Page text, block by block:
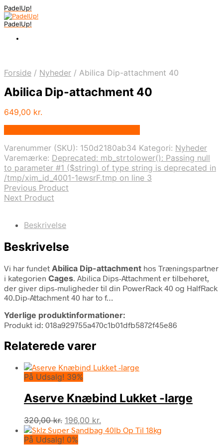
PadelUp!
PadelUp!
Forside / Nyheder / Abilica Dip-attachment 40
Abilica Dip-attachment 40
649,00 kr.
Varenummer (SKU): 150d2180ab34 Kategori: Nyheder
Varemærke: Deprecated: mb_strtolower(): Passing null
to parameter #1 ($string) of type string is deprecated in
/tmp/xim_id_4001-1ewsrF.tmp on line 3
Previous Product
Next Product
Beskrivelse
Beskrivelse
Vi har fundet Abilica Dip-attachment hos Træningspartner
i kategorien Cages. Abilica Dips-Attachment er tilbehøret,
der giver dips-muligheder til din PowerRack 40 og HalfRack
40.Dip-Attachment 40 har to f…
Yderlige produktinformationer:
Produkt id: 018a929755a470c1b01dfb5872f45e86
Relaterede varer
På Udsalg! 39%
Aserve Knæbind Lukket -large
320,00kr. Den
oprindelige
pris
196,00 kr.
aktuelle
På Udsalg! 0%